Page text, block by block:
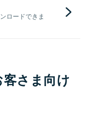
ロードできま
さま向け